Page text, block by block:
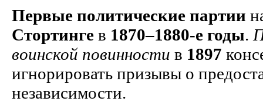
Первые политические партии
Стортинге в 1870–1880-е годы.
воинской повинности в 1897
игнорировать призывы о
независимости.